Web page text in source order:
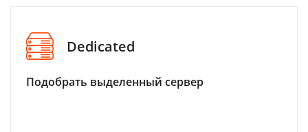
Dedicated
Подобрать выделенный сервер